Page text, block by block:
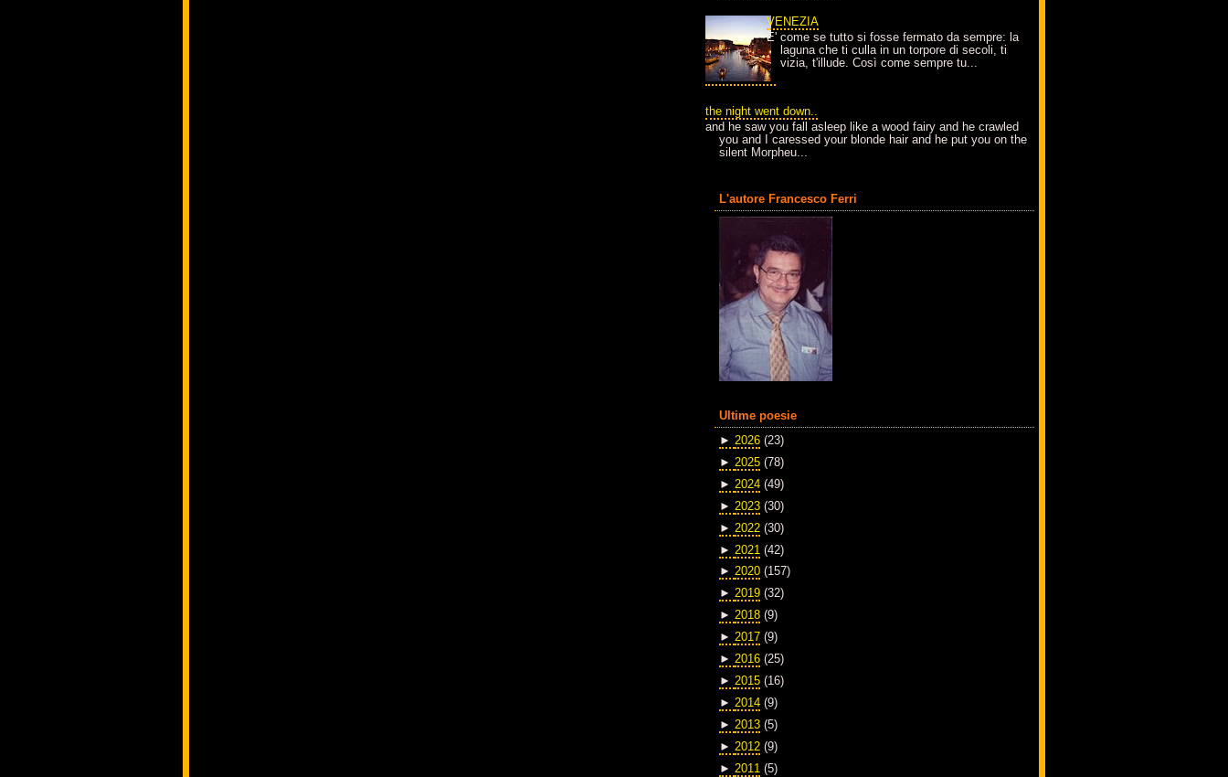
VENEZIA
E' come se tutto si fosse fermato da sempre: la
laguna che ti culla in un torpore di secoli, ti
vizia, t'illude. Così come sempre tu...
the night went down..
and he saw you fall asleep like a wood fairy and he crawled
you and I caressed your blonde hair and he put you on the
silent Morpheu...
L'autore Francesco Ferri
Ultime poesie
► 2026 (23)
► 2025 (78)
► 2024 (49)
► 2023 (30)
► 2022 (30)
► 2021 (42)
► 2020 (157)
► 2019 (32)
► 2018 (9)
► 2017 (9)
► 2016 (25)
► 2015 (16)
► 2014 (9)
► 2013 (5)
► 2012 (9)
► 2011 (5)